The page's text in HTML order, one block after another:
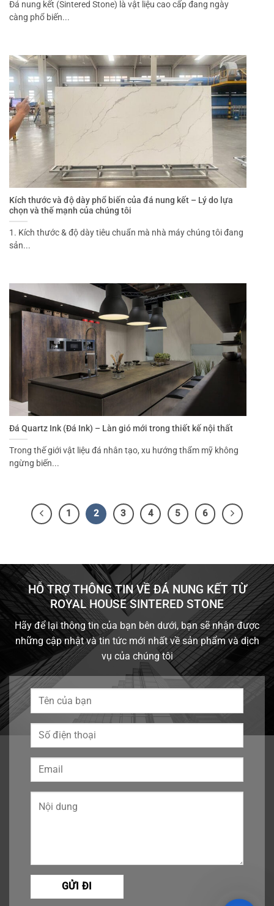
Đá nung kết (Sintered Stone) là vật liệu cao cấp đang ngày
càng phổ biến...
Kích thước và độ dày phổ biến của đá nung kết – Lý do lựa
chọn và thế mạnh của chúng tôi
1. Kích thước & độ dày tiêu chuẩn mà nhà máy chúng tôi đang
sản...
Đá Quartz Ink (Đá Ink) – Làn gió mới trong thiết kế nội thất
Trong thế giới vật liệu đá nhân tạo, xu hướng thẩm mỹ không
ngừng biến...
1 2 3 4 5 6
HỖ TRỢ THÔNG TIN VỀ ĐÁ NUNG KẾT TỪ
ROYAL HOUSE SINTERED STONE
Hãy để lại thông tin của bạn bên dưới, bạn sẽ nhận được
những cập nhật và tin tức mới nhất về sản phẩm và dịch
vụ của chúng tôi